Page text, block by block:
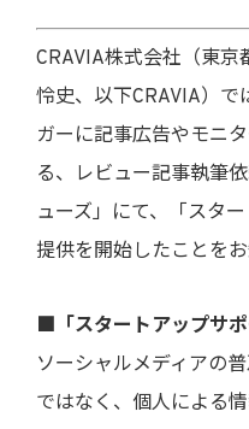
CRAVIA株式会社（東
怜史、以下CRAVIA）で
ガーに記事広告やモニ
る、レビュー記事執筆
ューズ」にて、「スタ
提供を開始したことをお
■「スタートアップサ
ソーシャルメディアの
ではなく、個人による